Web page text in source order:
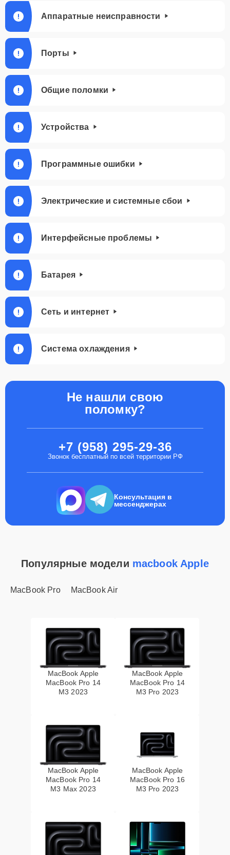
Аппаратные неисправности
Порты
Общие поломки
Устройства
Программные ошибки
Электрические и системные сбои
Интерфейсные проблемы
Батарея
Сеть и интернет
Система охлаждения
Не нашли свою
поломку?
+7 (958) 295-29-36
Звонок бесплатный по всей территории РФ
Консультация в
мессенджерах
Популярные модели macbook Apple
MacBook Pro MacBook Air
MacBook Apple
MacBook Pro 14
M3 2023
MacBook Apple
MacBook Pro 14
M3 Pro 2023
MacBook Apple
MacBook Pro 14
M3 Max 2023
MacBook Apple
MacBook Pro 16
M3 Pro 2023